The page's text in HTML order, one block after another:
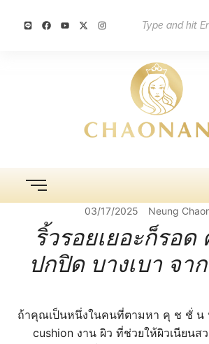
03/17/2025 Neung
ริ้วรอยเยอะก็รอ
ปกปิด บางเบา จา
ถ้าคุณเป็นหนึ่งในคนที่ตามหา คุ ช ชั่ น
cushion งาน ผิว ที่ช่วยให้ผิวเนียนส